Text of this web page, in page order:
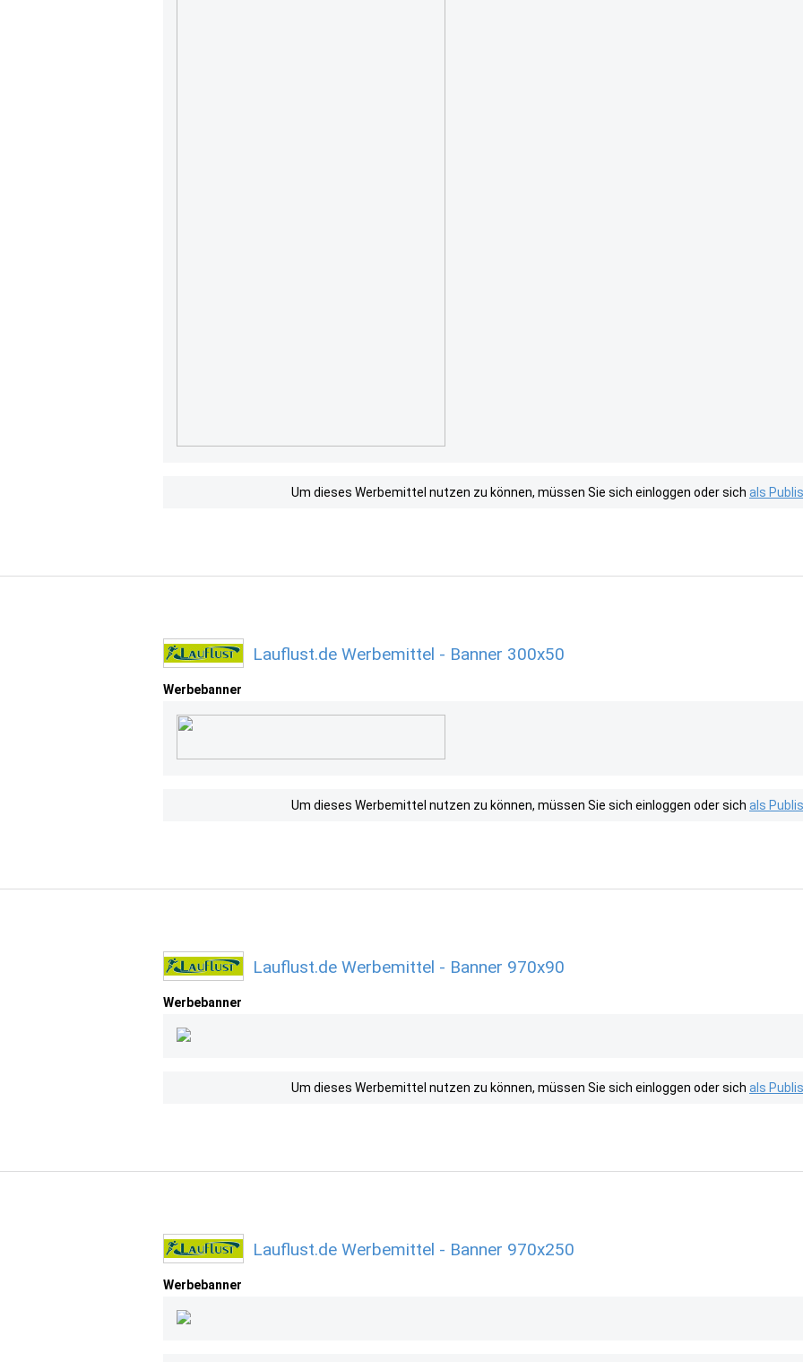
Um dieses Werbemittel nutzen zu können, müssen Sie sich einloggen oder sich als
Lauflust.de Werbemittel - Banner 300x50
Werbebanner
Um dieses Werbemittel nutzen zu können, müssen Sie sich einloggen oder sich als
Lauflust.de Werbemittel - Banner 970x90
Werbebanner
Um dieses Werbemittel nutzen zu können, müssen Sie sich einloggen oder sich als
Lauflust.de Werbemittel - Banner 970x250
Werbebanner